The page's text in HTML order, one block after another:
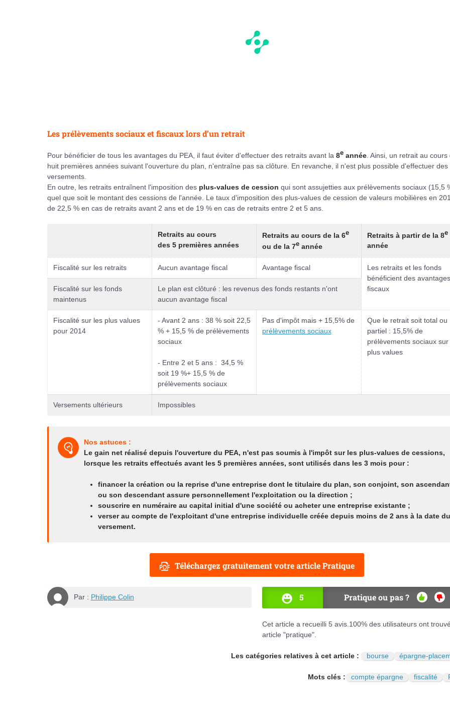
Les prélèvements sociaux et fiscaux lors d’un retrait
Pour bénéficier de tous les avantages du PEA, il faut éviter d'effectuer des retraits avant la 8e année . Ainsi, un retrait au cours
huit premières années suivant l'ouverture du plan, n'entraîne pas sa clôture. En revanche, il n'est plus possible d'effectuer des
versements.
En outre, les retraits entraînent l'imposition des plus-values de cession qui sont assujetties aux prélèvements sociaux (15,5
quel que soit le montant des cessions de l'année. Le taux d'imposition des plus-values de cession de valeurs mobilières en
de 22,5 % en cas de retraits avant 2 ans et de 19 % en cas de retraits entre 2 et 5 ans.
Retraits au cours
des 5 premières années
Retraits au cours de la 6e
ou de la 7eannée
Retraits à partir de la 8e
année
Fiscalité sur les retraits Aucun avantage fiscal Avantage fiscal
Les retraits et les fonds
bénéficient des avantages
fiscaux
Fiscalité sur les fonds
maintenus
Le plan est clôturé : les revenus des fonds restants n'ont
aucun avantage fiscal
Fiscalité sur les plus values
pour 2014
- Avant 2 ans : 38 % soit 22,5
% + 15,5 % de prélèvements
sociaux
- Entre 2 et 5 ans : 34,5 %
soit 19 %+ 15,5 % de
prélèvements sociaux
Pas d'impôt mais + 15,5% de
prélèvements sociaux
Que le retrait soit total ou
partiel : 15,5% de
prélèvements sociaux sur
plus values
Versements ultérieurs Impossibles
Nos astuces :
Le gain net réalisé depuis l'ouverture du PEA, n'est pas soumis à l'impôt sur les plus-values de cessions,
lorsque les retraits effectués avant les 5 premières années, sont utilisés dans les 3 mois pour :
financer la création ou la reprise d'une entreprise dont le titulaire du plan, son conjoint, son
ou son descendant assure personnellement l'exploitation ou la direction ;
souscrire en numéraire au capital initial d'une société ou acheter une entreprise existante ;
verser au compte de l'exploitant d'une entreprise individuelle créée depuis moins de 2 ans à la date du
versement.
Téléchargez gratuitement votre article Pratique
Par : Philippe Colin 5 Pratique ou pas ?
OUI NON
Cet article a recueilli 5 avis. 100% des utilisateurs ont
article "pratique".
Les catégories relatives à cet article : bourse épargne-
Mots clés : compte épargne fiscalité